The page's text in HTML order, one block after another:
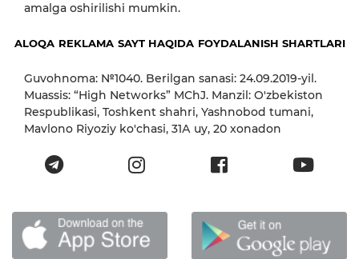
amalga oshirilishi mumkin.
ALOQA REKLAMA SAYT HAQIDA FOYDALANISH SHARTLARI
Guvohnoma: №1040. Berilgan sanasi: 24.09.2019-yil.
Muassis: “High Networks” MChJ. Manzil: O'zbekiston
Respublikasi, Toshkent shahri, Yashnobod tumani,
Mavlono Riyoziy ko'chasi, 31А uy, 20 xonadon